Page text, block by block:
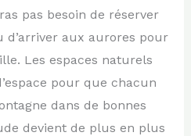
pas besoin de réserver
d’arriver aux aurores pour
Les espaces naturels
pour que chacun
dans de bonnes
devient de plus en plus